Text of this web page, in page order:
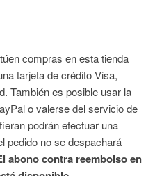
compras en esta tienda
tarjeta de crédito Visa,
También es posible usar la
o valerse del servicio de
podrán efectuar una
pedido no se despachará
abono contra reembolso en